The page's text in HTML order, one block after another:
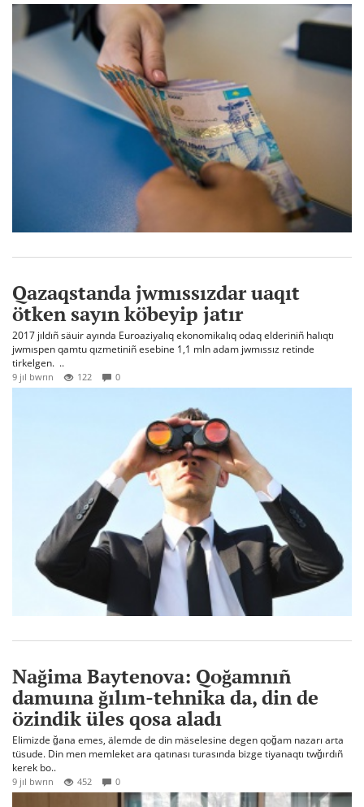
Qazaqstanda jwmıssızdar uaqıt
ötken sayın köbeyip jatır
2017 jıldıñ säuir ayında Euroaziyalıq ekonomikalıq odaq elderiniñ halıqtı
jwmıspen qamtu qızmetiniñ esebine 1,1 mln adam jwmıssız retinde
tirkelgen. ..
9 jıl bwrın 122 0
Nağima Baytenova: Qoğamnıñ
damuına ğılım-tehnika da, din de
özindik üles qosa aladı
Elimizde ğana emes, älemde de din mäselesine degen qoğam nazarı arta
tüsude. Din men memleket ara qatınası turasında bizge tiyanaqtı twğırdıñ
kerek bo..
9 jıl bwrın 452 0